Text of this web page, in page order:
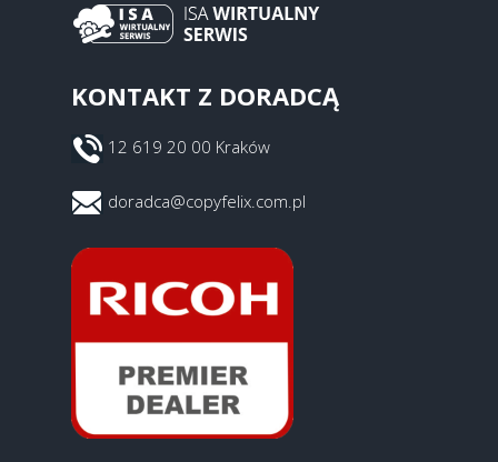
KONTAKT Z DORADCĄ
12 619 20 00 Kraków
doradca@copyfelix.com.pl